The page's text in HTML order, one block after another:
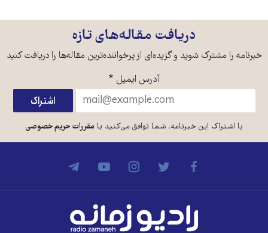
دریافت مقاله‌های تازه
خبرنامه را مشترک شوید و گزیده‌ای از پرخواننده‌ترین مقاله‌ها را دریافت کنید
آدرس ایمیل *
با اشتراک این خبرنامه، شما توافق می‌کنید بامقررات حریم خصوصی